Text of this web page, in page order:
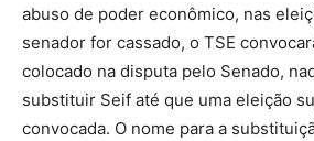
abuso de poder econômico, nas
senador for cassado, o TSE
colocado na disputa pelo Senado,
substituir Seif até que uma eleição
convocada. O nome para a